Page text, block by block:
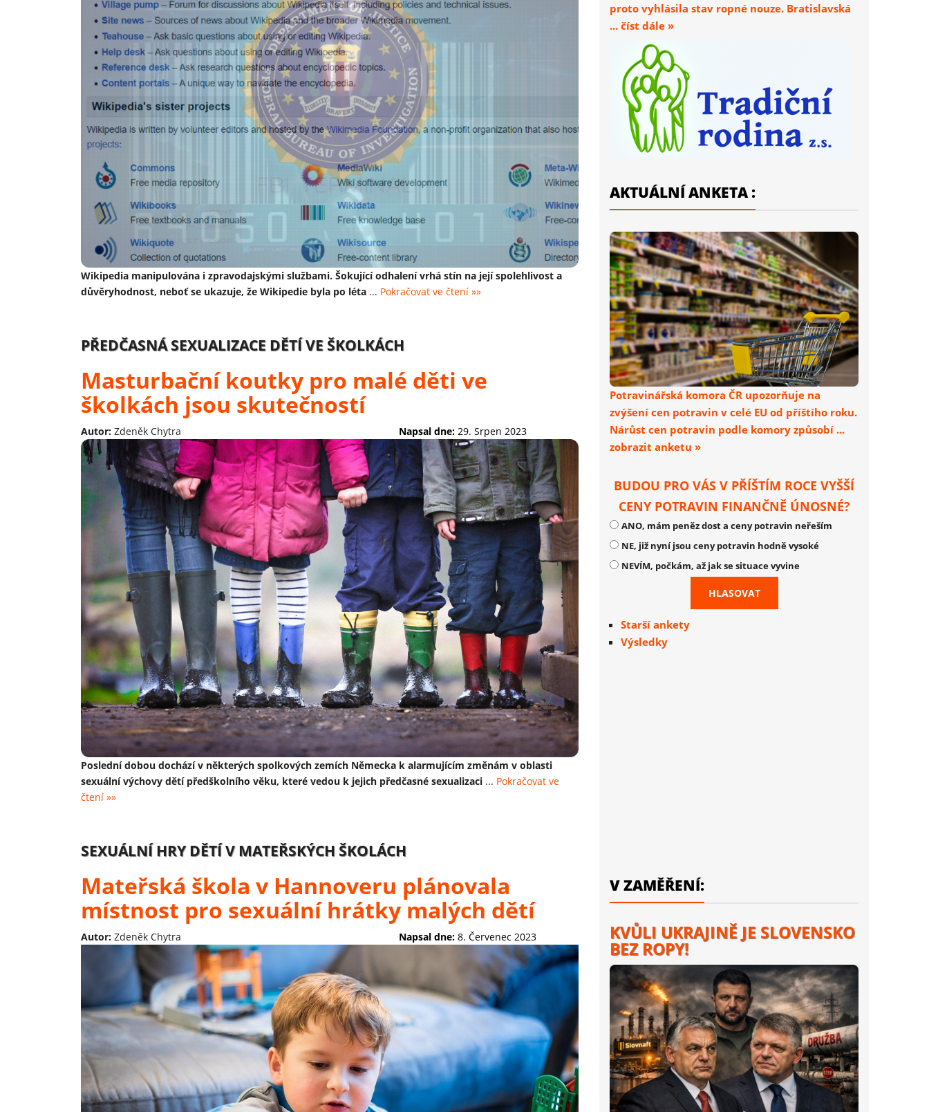
Wikipedia manipulována i zpravodajskými službami. Šokující odhalení vrhá stín na její spolehlivost a
důvěryhodnost, neboť se ukazuje, že Wikipedie byla po léta ... Pokračovat ve čtení »»
PŘEDČASNÁ SEXUALIZACE DĚTÍ VE ŠKOLKÁCH
Masturbační koutky pro malé děti ve
školkách jsou skutečností
Autor: Zdeněk Chytra Napsal dne: 29. Srpen 2023
Poslední dobou dochází v některých spolkových zemích Německa k alarmujícím změnám v oblasti
sexuální výchovy dětí předškolního věku, které vedou k jejich předčasné sexualizaci ... Pokračovat ve
čtení »»
SEXUÁLNÍ HRY DĚTÍ V MATEŘSKÝCH ŠKOLÁCH
Mateřská škola v Hannoveru plánovala
místnost pro sexuální hrátky malých dětí
Autor: Zdeněk Chytra Napsal dne: 8. Červenec 2023
proto vyhlásila stav ropné nouze. Bratislavská
... číst dále »
AKTUÁLNÍ ANKETA :
Potravinářská komora ČR upozorňuje na
zvýšení cen potravin v celé EU od příštího roku.
Nárůst cen potravin podle komory způsobí ...
zobrazit anketu »
BUDOU PRO VÁS V PŘÍŠTÍM ROCE VYŠŠÍ
CENY POTRAVIN FINANČNĚ ÚNOSNÉ?
ANO, mám peněz dost a ceny potravin neřeším
NE, již nyní jsou ceny potravin hodně vysoké
NEVÍM, počkám, až jak se situace vyvine
Starší ankety
Výsledky
V ZAMĚŘENÍ:
KVŮLI UKRAJINĚ JE SLOVENSKO
BEZ ROPY!